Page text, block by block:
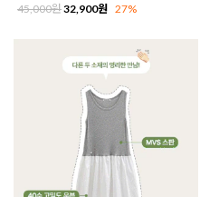
45,000원32,900원 27%